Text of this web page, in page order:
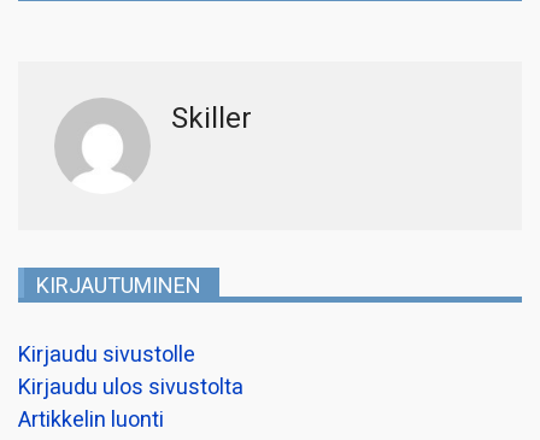
Skiller
KIRJAUTUMINEN
Kirjaudu sivustolle
Kirjaudu ulos sivustolta
Artikkelin luonti